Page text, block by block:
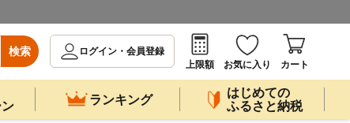
検索
ログイン・会員登録
上限額
お気に入り カート
ランキング
はじめての
ふるさと納税